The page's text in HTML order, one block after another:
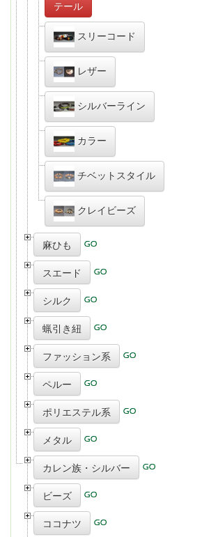
テール
スリーコード
レザー
シルバーライン
カラー
チベットスタイル
クレイビーズ
麻ひも
スエード
シルク
蝋引き紐
ファッション系
ペルー
ポリエステル系
メタル
カレン族・シルバー
ビーズ
ココナツ